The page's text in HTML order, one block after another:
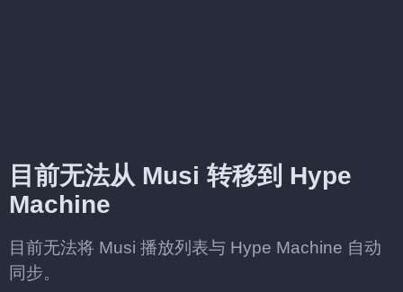
目前无法从 Musi 转移到 Hype
Machine
目前无法将 Musi 播放列表与 Hype Machine 自动
同步。